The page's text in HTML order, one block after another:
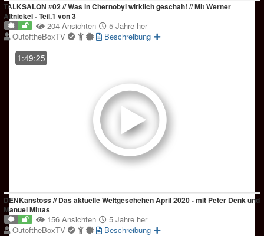
TALKSALON #02 // Was in Chernobyl wirklich geschah! // Mit Werner
Altnickel - Teil.1 von 3
204 Ansichten
5 Jahre her
OutoftheBoxTV
Beschreibung
1:49:25
DENKanstoss // Das aktuelle Weltgeschehen April 2020 - mit Peter Denk und
Manuel Mittas
156 Ansichten
5 Jahre her
OutoftheBoxTV
Beschreibung